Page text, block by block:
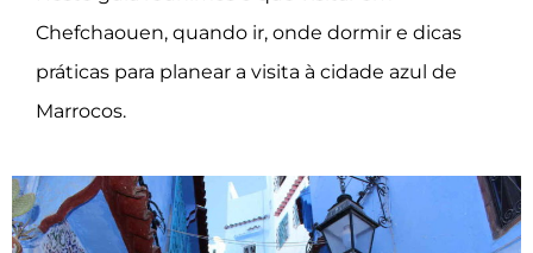
Chefchaouen, quando ir, onde dormir e dicas
práticas para planear a visita à cidade azul de
Marrocos.